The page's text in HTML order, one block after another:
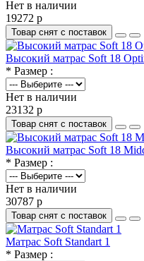
Нет в наличии
19272 р
Товар снят с поставок
Высокий матрас Soft 18
* Размер :
Нет в наличии
23132 р
Товар снят с поставок
Высокий матрас Soft 18
* Размер :
Нет в наличии
30787 р
Товар снят с поставок
Матрас Soft Standart 1
* Размер :